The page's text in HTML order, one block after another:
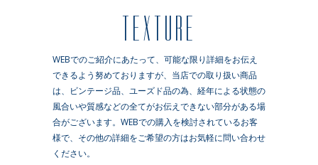
TEXTURE
WEBでのご紹介にあたって、可能な限り詳細をお伝え
できるよう努めておりますが、当店での取り扱い商品
は、ビンテージ品、ユーズド品の為、経年による状態の
風合いや質感などの全てがお伝えできない部分がある場
合がございます。WEBでの購入を検討されているお客
様で、その他の詳細をご希望の方はお気軽に問い合わせ
ください。